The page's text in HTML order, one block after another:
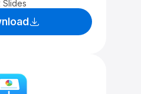
Slides